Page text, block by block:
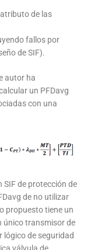
de las
fallos por
de SIF).
autor ha
un PFDavg
con una
SIF de protección de
de no utilizar
propuesto tiene un
único transmisor de
lógico de seguridad
válvula de